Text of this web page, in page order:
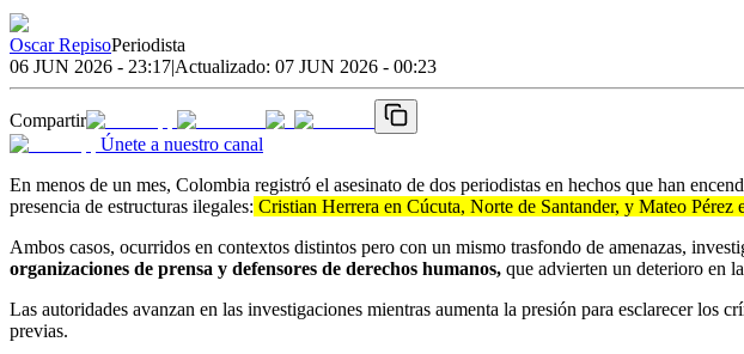
Oscar RepisoPeriodista
06 JUN 2026 - 23:17|Actualizado: 07 JUN 2026 - 00:23
Compartir
Únete a nuestro canal
En menos de un mes, Colombia registró el asesinato de dos periodistas en hechos que han
presencia de estructuras ilegales: Cristian Herrera en Cúcuta, Norte de Santander, y Mateo
Ambos casos, ocurridos en contextos distintos pero con un mismo trasfondo de amenazas,
organizaciones de prensa y defensores de derechos humanos, que advierten un deterioro en
Las autoridades avanzan en las investigaciones mientras aumenta la presión para esclarecer los
previas.